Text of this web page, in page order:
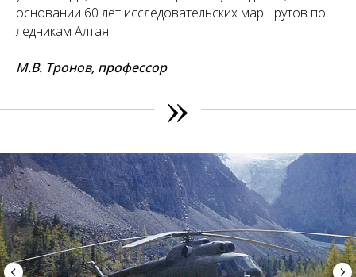
основании 60 лет исследовательских маршрутов по
ледникам Алтая.
М.В. Тронов, профессор
»